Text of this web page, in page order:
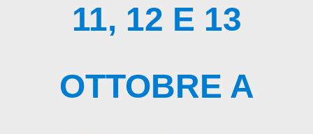
11, 12 E 13
OTTOBRE A